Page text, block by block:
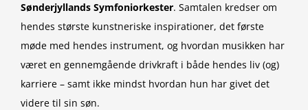
Sønderjyllands Symfoniorkester. Samtalen kredser om
hendes største kunstneriske inspirationer, det første
møde med hendes instrument, og hvordan musikken har
været en gennemgående drivkraft i både hendes liv (og)
karriere – samt ikke mindst hvordan hun har givet det
videre til sin søn.